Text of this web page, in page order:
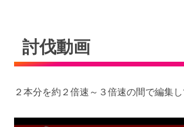
討伐動画
２本分を約２倍速～３倍速の間で編集し